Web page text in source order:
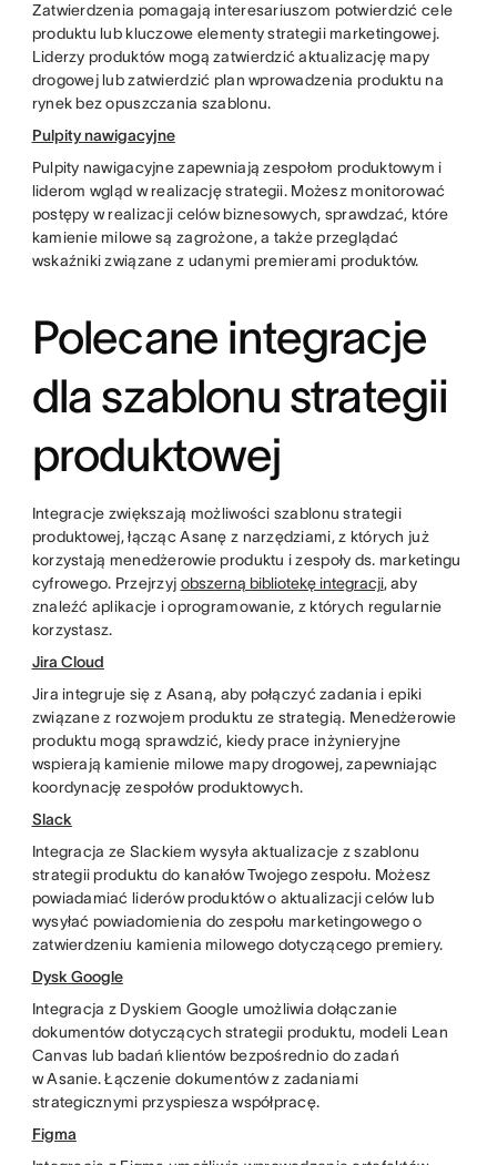
Zatwierdzenia pomagają interesariuszom potwierdzić cele
produktu lub kluczowe elementy strategii marketingowej.
Liderzy produktów mogą zatwierdzić aktualizację mapy
drogowej lub zatwierdzić plan wprowadzenia produktu na
rynek bez opuszczania szablonu.
Pulpity nawigacyjne
Pulpity nawigacyjne zapewniają zespołom produktowym i
liderom wgląd w realizację strategii. Możesz monitorować
postępy w realizacji celów biznesowych, sprawdzać, które
kamienie milowe są zagrożone, a także przeglądać
wskaźniki związane z udanymi premierami produktów.
Polecane integracje
dla szablonu strategii
produktowej
Integracje zwiększają możliwości szablonu strategii
produktowej, łącząc Asanę z narzędziami, z których już
korzystają menedżerowie produktu i zespoły ds. marketingu
cyfrowego. Przejrzyj obszerną bibliotekę integracji, aby
znaleźć aplikacje i oprogramowanie, z których regularnie
korzystasz.
Jira Cloud
Jira integruje się z Asaną, aby połączyć zadania i epiki
związane z rozwojem produktu ze strategią. Menedżerowie
produktu mogą sprawdzić, kiedy prace inżynieryjne
wspierają kamienie milowe mapy drogowej, zapewniając
koordynację zespołów produktowych.
Slack
Integracja ze Slackiem wysyła aktualizacje z szablonu
strategii produktu do kanałów Twojego zespołu. Możesz
powiadamiać liderów produktów o aktualizacji celów lub
wysyłać powiadomienia do zespołu marketingowego o
zatwierdzeniu kamienia milowego dotyczącego premiery.
Dysk Google
Integracja z Dyskiem Google umożliwia dołączanie
dokumentów dotyczących strategii produktu, modeli Lean
Canvas lub badań klientów bezpośrednio do zadań
w Asanie. Łączenie dokumentów z zadaniami
strategicznymi przyspiesza współpracę.
Figma